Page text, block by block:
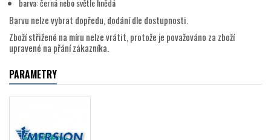
barva: černá nebo světle hnědá
Barvu nelze vybrat dopředu, dodání dle dostupnosti.
Zboží střižené na míru nelze vrátit, protože je považováno za zboží
upravené na přání zákazníka.
PARAMETRY